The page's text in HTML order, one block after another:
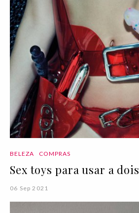
BELEZA COMPRAS
Sex toys para usar a dois
06 Sep 2021